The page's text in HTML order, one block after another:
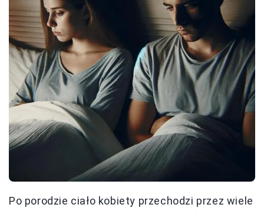
Po porodzie ciało kobiety przechodzi przez wiele